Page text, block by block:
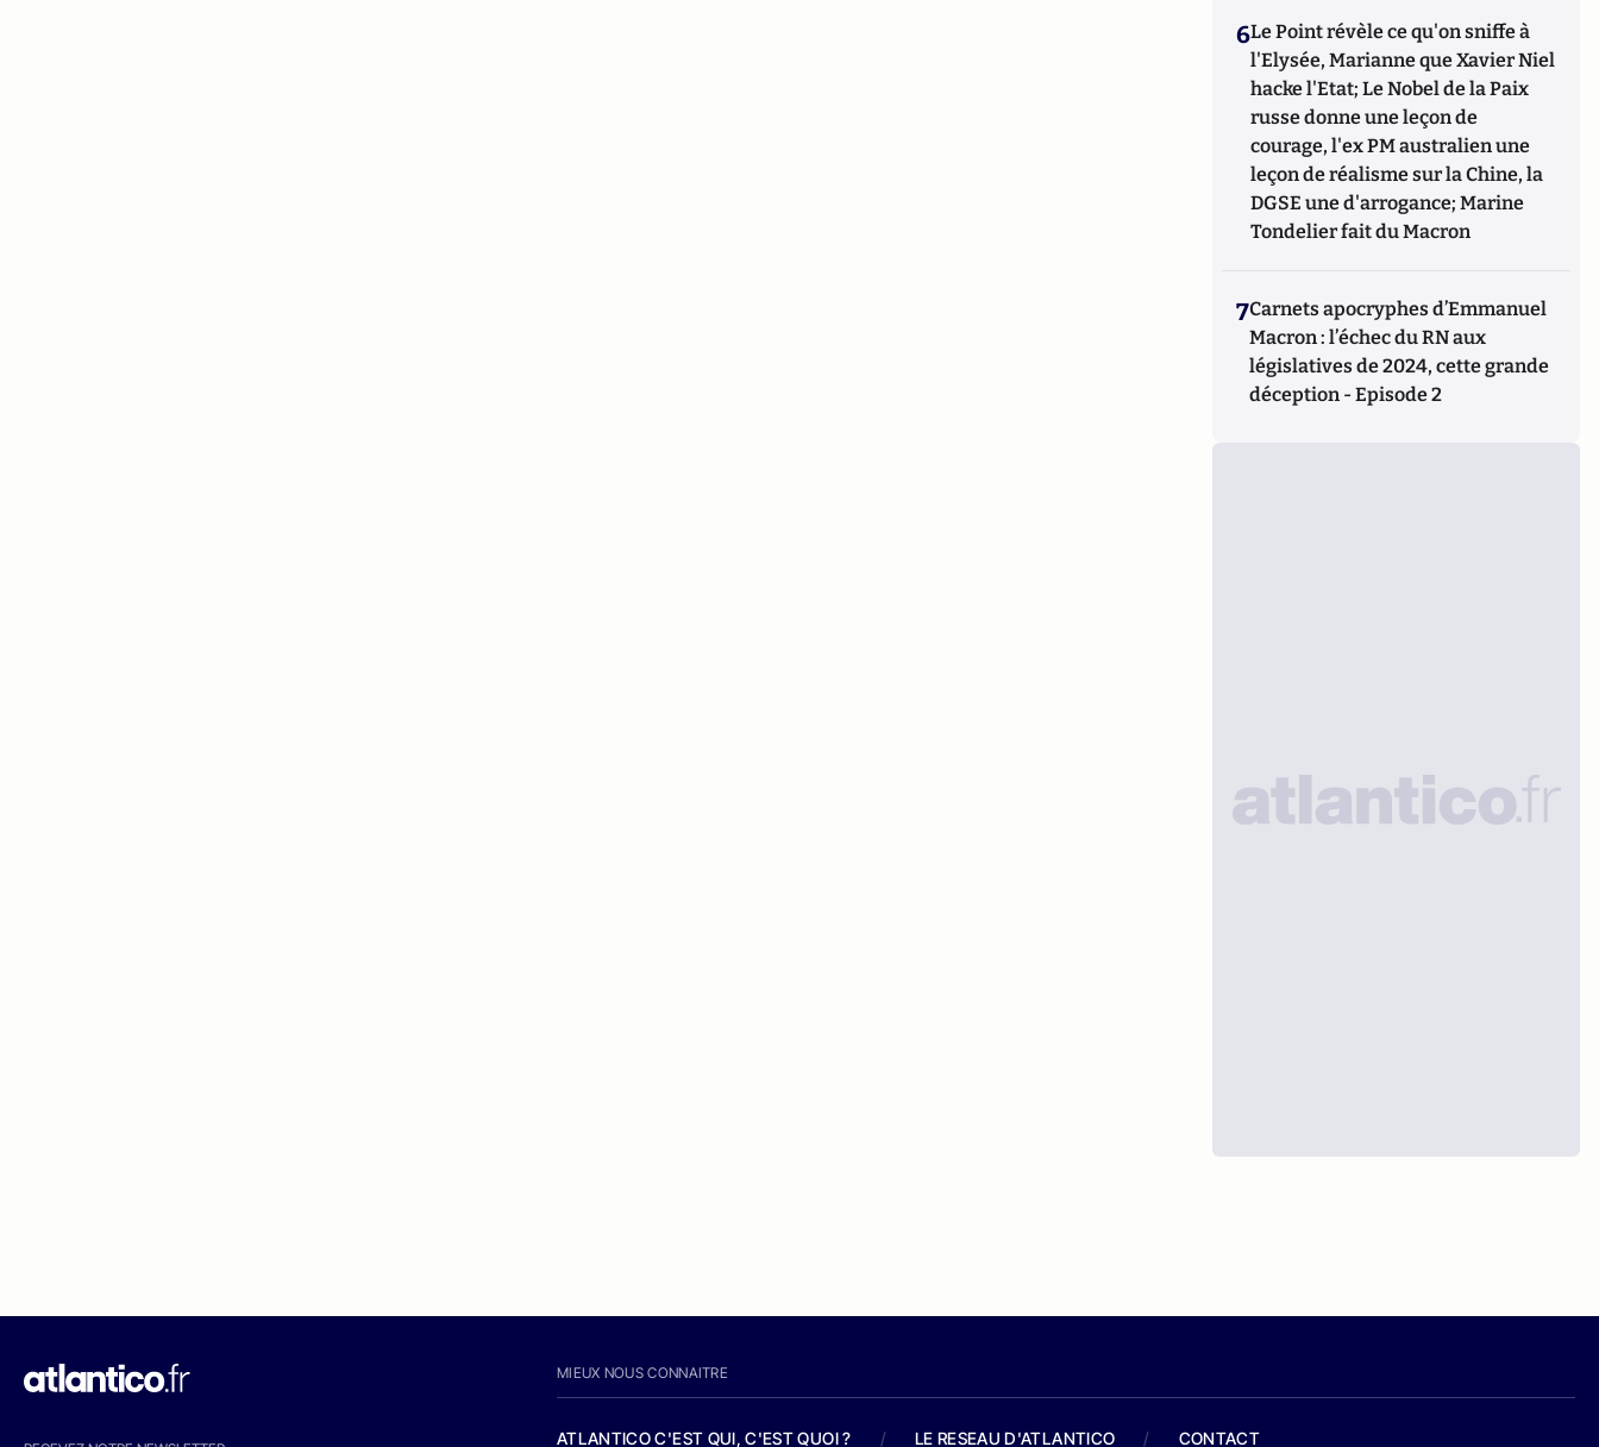
6Le Point révèle ce qu'on sniffe à
l'Elysée, Marianne que Xavier Niel
hacke l'Etat; Le Nobel de la Paix
russe donne une leçon de
courage, l'ex PM australien une
leçon de réalisme sur la Chine, la
DGSE une d'arrogance; Marine
Tondelier fait du Macron
7Carnets apocryphes d’Emmanuel
Macron : l’échec du RN aux
législatives de 2024, cette grande
déception - Episode 2
MIEUX NOUS CONNAITRE
ATLANTICO C'EST QUI, C'EST QUOI ? / LE RESEAU D'ATLANTICO / CONTACT